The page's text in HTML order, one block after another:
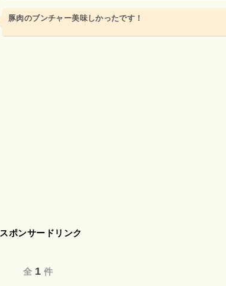
豚肉のブンチャー美味しかったです！
スポンサードリンク
全 1 件